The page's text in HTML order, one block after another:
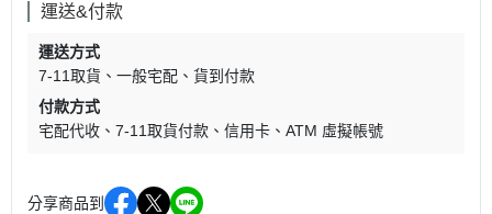
運送&付款
運送方式
7-11取貨
一般宅配
貨到付款
付款方式
宅配代收
7-11取貨付款 信用卡 ATM 虛擬帳號
分享商品到